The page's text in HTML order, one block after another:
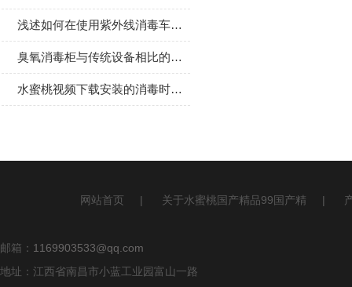
浅述如何在使用紫外线消毒车时保护好自己
臭氧消毒柜与传统设备相比的优势及使用注意事项介绍
水蜜桃视频下载安装的消毒时间选择介绍
网站首页 | 关于水蜜桃国产精品99国产精 |
邮箱： 1169903533@qq.com
地址：江西省南昌市小蓝工业园富山一路